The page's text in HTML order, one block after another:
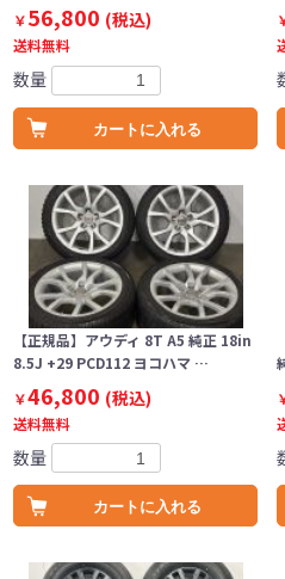
￥56,800 (税込)
送料無料
数量
カートに入れる
【正規品】アウディ 8T A5 純正 18in
8.5J +29 PCD112 ヨコハマ …
￥46,800 (税込)
送料無料
数量
カートに入れる